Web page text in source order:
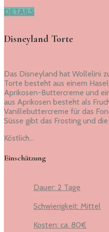
DETAILS
Disneyland Torte
Das Disneyland hat Wollelini
Torte besteht aus einem
Aprikosen-Buttercreme und
aus Aprikosen besteht als
Vanillebuttercreme für das
Süsse gibt das Frosting und
Köstlich…
Einschätzung
Dauer: 2 Tage
Schwierigkeit: Mittel
Kosten: ca. 80€